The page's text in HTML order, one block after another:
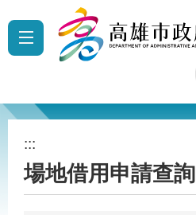
跳到主要內容區塊
:::
場地借用申請查詢